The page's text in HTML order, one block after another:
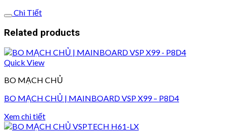
Chi Tiết
Related products
Quick View
BO MẠCH CHỦ
BO MẠCH CHỦ | MAINBOARD VSP X99 – P8D4
Xem chi tiết